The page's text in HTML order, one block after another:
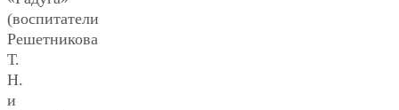
(воспитатели
Решетникова
Т.
Н.
и